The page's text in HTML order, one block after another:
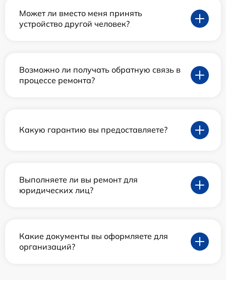
Может ли вместо меня принять
устройство другой человек?
Возможно ли получать обратную связь в
процессе ремонта?
Какую гарантию вы предоставляете?
Выполняете ли вы ремонт для
юридических лиц?
Какие документы вы оформляете для
организаций?